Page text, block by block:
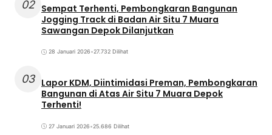
02 Sempat Terhenti, Pembongkaran Bangunan
Jogging Track di Badan Air Situ 7 Muara
Sawangan Depok Dilanjutkan
28 Januari 2026•27.732 Dilihat
03 Lapor KDM, Diintimidasi Preman, Pembongkaran
Bangunan di Atas Air Situ 7 Muara Depok
Terhenti!
27 Januari 2026•25.686 Dilihat